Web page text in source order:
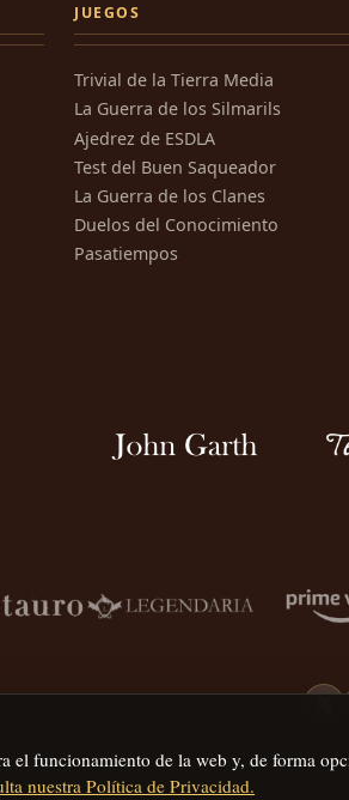
JUEGOS
Trivial de la Tierra Media
La Guerra de los Silmarils
Ajedrez de ESDLA
Test del Buen Saqueador
La Guerra de los Clanes
Duelos del Conocimiento
Pasatiempos
el funcionamiento de la web y, de forma
nuestra Política de Privacidad.